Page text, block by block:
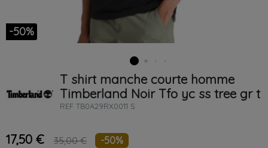
-50%
T shirt manche courte homme
Timberland Noir Tfo yc ss tree gr t
REF TB0A29RX0011 S
17,50 € 35,00 € -50%